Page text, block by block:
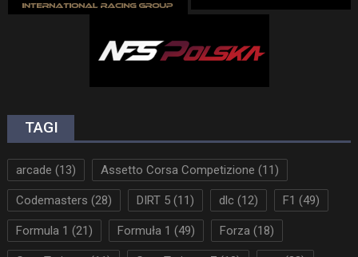
TAGI
arcade (13) Assetto Corsa Competizione (11)
Codemasters (28) DIRT 5(11) dlc (12) F1 (49)
Formula 1 (21) Formuła 1 (49) Forza(18)